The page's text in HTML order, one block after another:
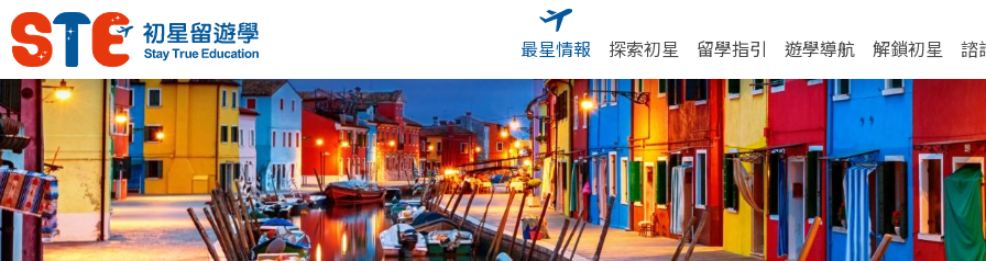
最星情報 探索初星 留學指引 遊學導航 解鎖初星 諮